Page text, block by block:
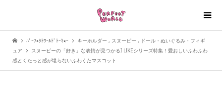
ﾊﾟｰﾌｪｸﾄﾜｰﾙﾄﾞﾄｰｷｮｰ キーホルダー , スヌーピー , ドール・ぬいぐるみ・フィギ
ュア
スヌーピーの「好き」な表情が見つかるI LIKEシリーズ特集！愛おしいふわふわ
感とくたっと感が堪らないふわくたマスコット